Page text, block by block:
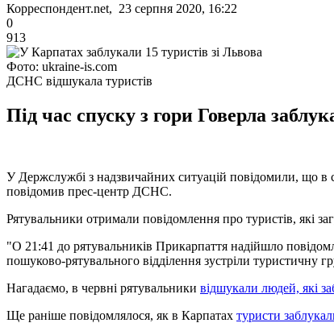
Корреспондент.net, 23 серпня 2020, 16:22
0
913
Фото: ukraine-is.com
ДСНС відшукала туристів
Під час спуску з гори Говерла
У Держслужбі з надзвичайних ситуацій повідомили, що в
повідомив прес-центр ДСНС.
Рятувальники отримали повідомлення про туристів, які
"О 21:41 до рятувальників Прикарпаття надійшло
пошуково-рятувального відділення зустріли туристичну
Нагадаємо, в червні рятувальники відшукали людей, які
Ще раніше повідомлялося, як в Карпатах туристи